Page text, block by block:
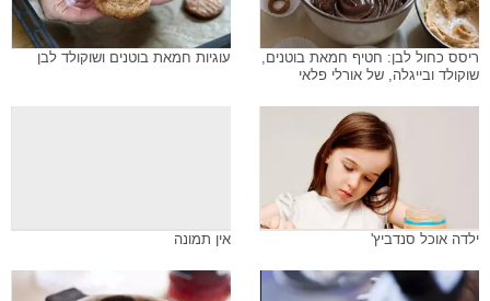
ריסס כחול לבן: חטיף חמאת בוטנים,
שוקולד ובייגלה, של אורלי פלאי
עוגיות חמאת בוטנים ושוקולד לבן
ילדה אוכל סנדביץ' אין תמונה